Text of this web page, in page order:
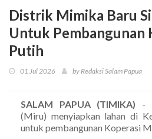
Distrik Mimika Baru
Untuk Pembangunan
Putih
01 Jul 2026 by Redaksi Salam Papua
SALAM PAPUA (TIMIKA) -
(Miru) menyiapkan lahan di
untuk pembangunan Koperasi